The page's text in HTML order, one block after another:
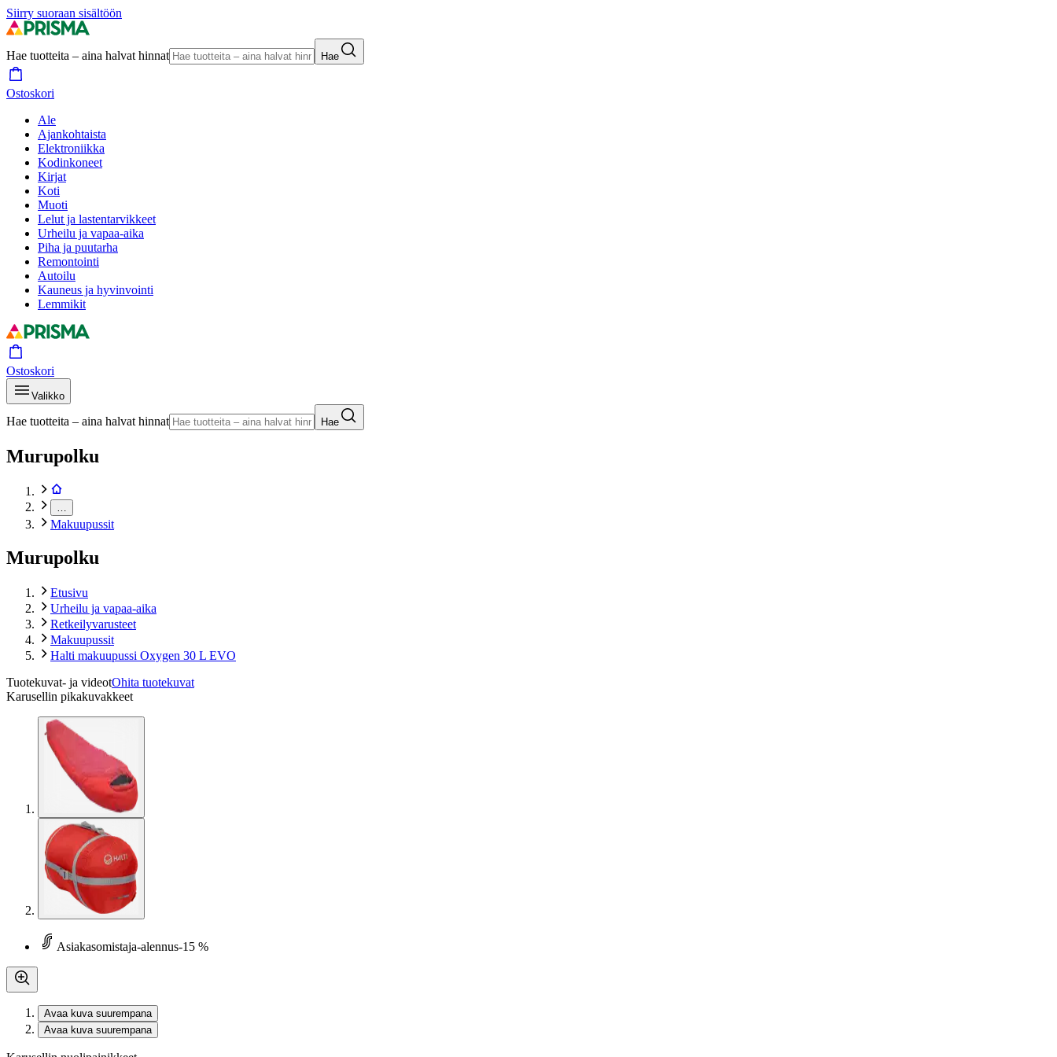
Siirry suoraan sisältöön
Hae tuotteita – aina halvat hinnat Hae
Ostoskori
Ale
Ajankohtaista
Elektroniikka
Kodinkoneet
Kirjat
Koti
Muoti
Lelut ja lastentarvikkeet
Urheilu ja vapaa-aika
Piha ja puutarha
Remontointi
Autoilu
Kauneus ja hyvinvointi
Lemmikit
Ostoskori
Valikko
Hae tuotteita – aina halvat hinnat Hae
Murupolku
Makuupussit
Murupolku
Etusivu
Urheilu ja vapaa-aika
Retkeilyvarusteet
Makuupussit
Halti makuupussi Oxygen 30 L EVO
Tuotekuvat- ja videotOhita tuotekuvat
Karusellin pikakuvakkeet
Asiakasomistaja-alennus-15 %
Avaa kuva suurempana
Avaa kuva suurempana